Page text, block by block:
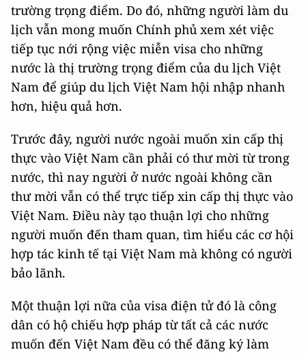
trường trọng điểm. Do đó, những người làm du
lịch vẫn mong muốn Chính phủ xem xét việc
tiếp tục nới rộng việc miễn visa cho những
nước là thị trường trọng điểm của du lịch Việt
Nam để giúp du lịch Việt Nam hội nhập nhanh
hơn, hiệu quả hơn.
Trước đây, người nước ngoài muốn xin cấp thị
thực vào Việt Nam cần phải có thư mời từ trong
nước, thì nay người ở nước ngoài không cần
thư mời vẫn có thể trực tiếp xin cấp thị thực vào
Việt Nam. Điều này tạo thuận lợi cho những
người muốn đến tham quan, tìm hiểu các cơ hội
hợp tác kinh tế tại Việt Nam mà không có người
bảo lãnh.
Một thuận lợi nữa của visa điện tử đó là công
dân có hộ chiếu hợp pháp từ tất cả các nước
muốn đến Việt Nam đều có thể đăng ký làm